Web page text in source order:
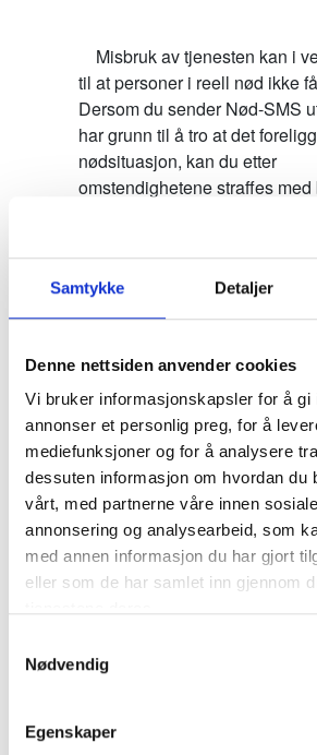
Samtykke Detaljer
Denne nettsiden anvender cookies
Vi bruker informasjonskapsler for å gi
annonser et personlig preg, for å
mediefunksjoner og for å analysere
dessuten informasjon om hvordan du
vårt, med partnerne våre innen
annonsering og analysearbeid, som
med annen informasjon du har gjort
eller som de har samlet inn gjennom
Nødvendig
Egenskaper
til at personer i reell nød ikke
Dersom du sender Nød-SMS
har grunn til å tro at det
nødsituasjon, kan du etter
omstendighetene straffes
    Misbruk av tjenesten vil kunne medføre
utestengelse fra tjenesten i 48
nytt. Forholdet kan bli
Dersom bruker av tjenesten
misbruket etter
Forutsetninger for å
varsle via SMS
kontantkort